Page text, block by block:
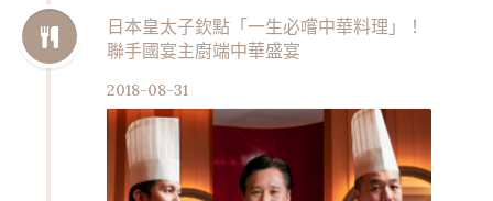
為「最佳主廚」。2010 年開設 Villa Archange
餐廳，更創下甫開業 10 個月即獲米其林二星的
日本皇太子欽點「一生必嚐中華料理」！
聯手國宴主廚端中華盛宴
2018-08-31